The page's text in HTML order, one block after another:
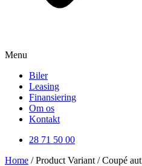
Menu
Biler
Leasing
Finansiering
Om os
Kontakt
28 71 50 00
Home / Product Variant / Coupé